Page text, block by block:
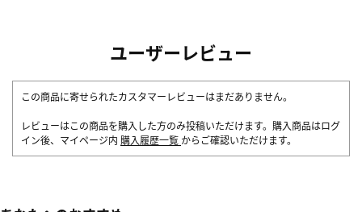
ユーザーレビュー
この商品に寄せられたカスタマーレビューはまだありません。
レビューはこの商品を購入した方のみ投稿いただけます。購入商品はログ
イン後、マイページ内 購入履歴一覧 からご確認いただけます。